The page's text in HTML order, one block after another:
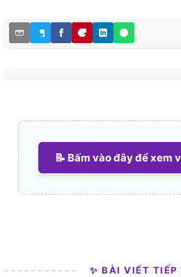
📝 Bấm vào đây để xem
✨ BÀI VIẾT TIẾP